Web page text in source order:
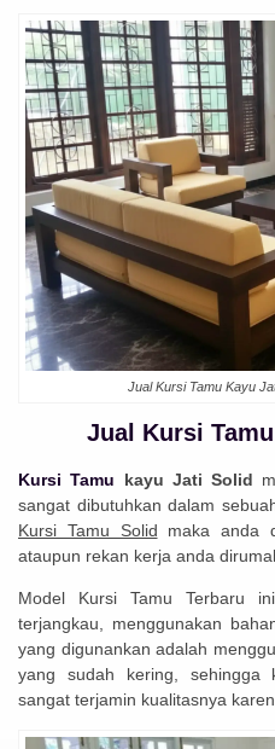
Jual Kursi Tamu Kayu
Jual Kursi
Kursi Tamu kayu Jati Solid
sangat dibutuhkan dalam
Kursi Tamu Solid maka anda
ataupun rekan kerja anda
Model Kursi Tamu Terbaru
terjangkau, menggunakan
yang digunankan adalah
yang sudah kering, sehingga
sangat terjamin kualitasnya